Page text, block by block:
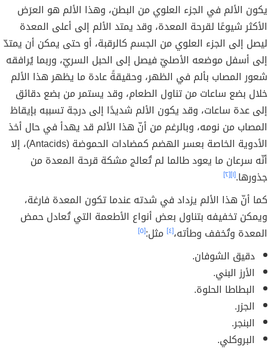
يكون الألم في الجزء العلوي من البطن، وهذا الألم هو العرَض
الأكثر شيوعًا لقرحة المعدة، وقد يمتد الألم إلى أعلى المعدة
ليصل إلى الجزء العلوي من الجسم كالرقبة، أو حتى يمكن أن يمتدّ
إلى أسفل موضعه الأصليّ فيصل إلى الحبل السريّ، وربما يُرافقه
شعور المصاب بألم في الظهر، وحقيقةً عادة ما يظهر هذا الألم
خلال بضع ساعات من تناول الطعام، وقد يستمر من بضع دقائق
إلى عدة ساعات، وقد يكون الألم شديدًا إلى درجة تسببه بإيقاظ
المصاب من نومه، وبالرغم من أنّ هذا الألم قد يهدأ في حال أخذ
الأدوية الخاصة بعسر الهضم كمضادات الحموضة (Antacids)، إلا
أنّه سرعان ما يعود طالما لم تُعالج مشكة قرحة المعدة من
جذورها.[١] [٢]
كما أنّ هذا الألم يزداد في شدته عندما تكون المعدة فارغة،
ويمكن تخفيفه بتناول بعض أنواع الأطعمة التي تُعادل حمض
المعدة وتُخفف وطأته،[٤] مثل:[٥]
دقيق الشوفان.
الأرز البني.
البطاطا الحلوة.
الجزر.
البنجر.
البروكلي.